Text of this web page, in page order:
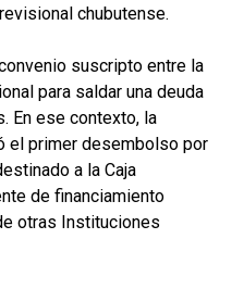
chubutense.
suscripto entre la
para saldar una deuda
En ese contexto, la
el primer desembolso por
a la Caja
de financiamiento
otras Instituciones